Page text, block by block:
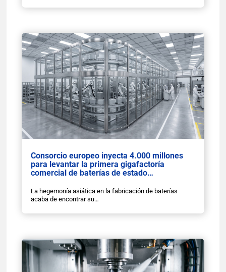
Consorcio europeo inyecta 4.000 millones
para levantar la primera gigafactoría
comercial de baterías de estado…
La hegemonía asiática en la fabricación de baterías
acaba de encontrar su…